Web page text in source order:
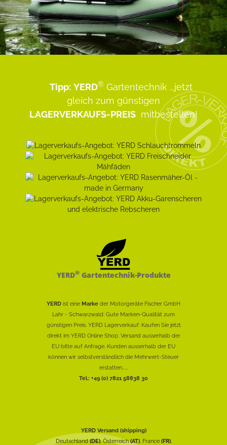
Tipp: YERD® Gartentechnik ...jetzt
gleich zum günstigen
LAGERVERKAUFS-PREIS mitbestellen!
YERD®Gartentechnik-Produkte
YERD ist eine Marke der Motorgeräte Fischer GmbH
Lahr - Schwarzwald: Gute Marken-Qualität zum
günstigen Preis. YERD Lagerverkauf: Kaufen Sie jetzt
direkt im YERD Online Shop. Versand ausserhalb der
EU bitte auf Anfrage. Kunden ausserhalb der EU
können wir selbstverständlich die Mehrwert-Steuer
erstatten......
Tel.: +49 (0) 7821 58838 30
YERD Versand (shipping)
Deutschland(DE), Österreich(AT), France (FR),